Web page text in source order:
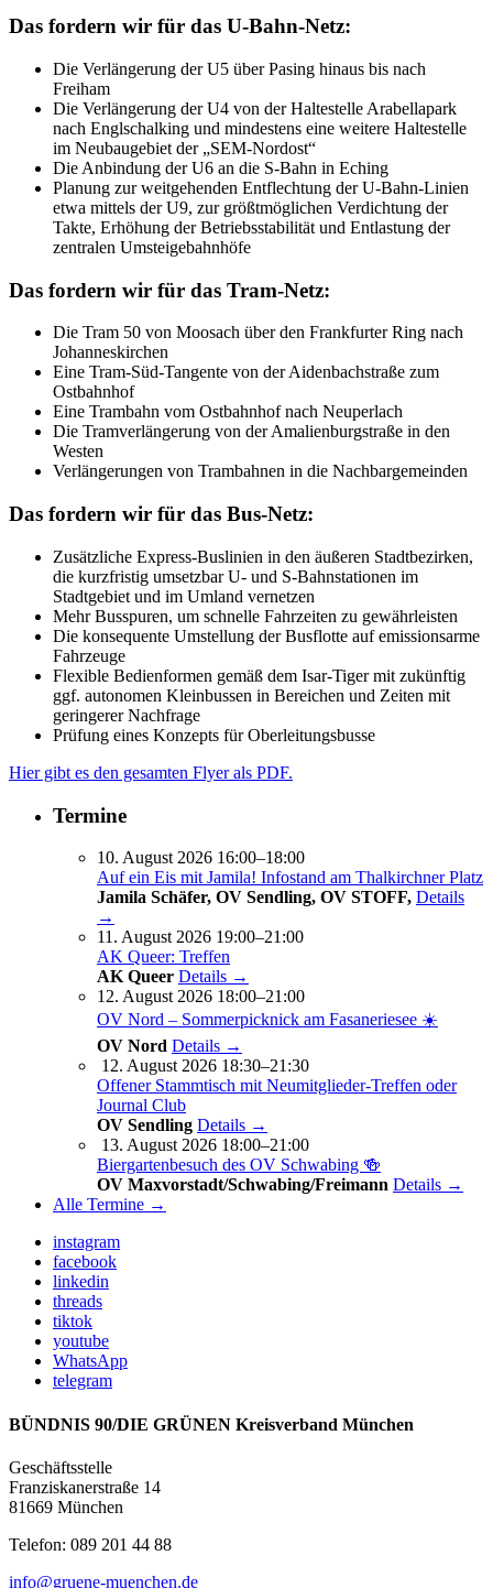
Das fordern wir für das U-Bahn-Netz:
Die Verlängerung der U5 über Pasing hinaus bis nach
Freiham
Die Verlängerung der U4 von der Haltestelle Arabellapark
nach Englschalking und mindestens eine weitere Haltestelle
im Neubaugebiet der „SEM-Nordost“
Die Anbindung der U6 an die S-Bahn in Eching
Planung zur weitgehenden Entflechtung der U-Bahn-Linien
etwa mittels der U9, zur größtmöglichen Verdichtung der
Takte, Erhöhung der Betriebsstabilität und Entlastung der
zentralen Umsteigebahnhöfe
Das fordern wir für das Tram-Netz:
Die Tram 50 von Moosach über den Frankfurter Ring nach
Johanneskirchen
Eine Tram-Süd-Tangente von der Aidenbachstraße zum
Ostbahnhof
Eine Trambahn vom Ostbahnhof nach Neuperlach
Die Tramverlängerung von der Amalienburgstraße in den
Westen
Verlängerungen von Trambahnen in die Nachbargemeinden
Das fordern wir für das Bus-Netz:
Zusätzliche Express-Buslinien in den äußeren Stadtbezirken,
die kurzfristig umsetzbar U- und S-Bahnstationen im
Stadtgebiet und im Umland vernetzen
Mehr Busspuren, um schnelle Fahrzeiten zu gewährleisten
Die konsequente Umstellung der Busflotte auf emissionsarme
Fahrzeuge
Flexible Bedienformen gemäß dem Isar-Tiger mit zukünftig
ggf. autonomen Kleinbussen in Bereichen und Zeiten mit
geringerer Nachfrage
Prüfung eines Konzepts für Oberleitungsbusse
Hier gibt es den gesamten Flyer als PDF.
Termine
10. August 2026 16:00–18:00
Auf ein Eis mit Jamila! Infostand am Thalkirchner Platz
Jamila Schäfer, OV Sendling, OV STOFF, Details
→
11. August 2026 19:00–21:00
AK Queer: Treffen
AK Queer Details →
12. August 2026 18:00–21:00
OV Nord – Sommerpicknick am Fasaneriesee ☀️
OV Nord Details →
12. August 2026 18:30–21:30
Offener Stammtisch mit Neumitglieder-Treffen oder
Journal Club
OV Sendling Details →
13. August 2026 18:00–21:00
Biergartenbesuch des OV Schwabing 🍻
OV Maxvorstadt/Schwabing/Freimann Details →
Alle Termine →
instagram
facebook
linkedin
threads
tiktok
youtube
WhatsApp
telegram
BÜNDNIS 90/DIE GRÜNEN Kreisverband München
Geschäftsstelle
Franziskanerstraße 14
81669 München
Telefon: 089 201 44 88
info@gruene-muenchen.de